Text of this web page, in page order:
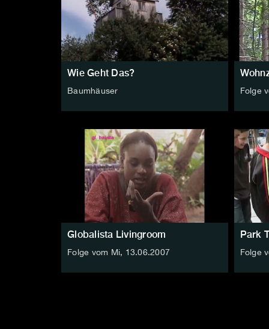
Wie Geht Das?
Baumhäuser Folge
Globalista Livingroom
Folge vom Mi, 13.06.2007
Park
Folge